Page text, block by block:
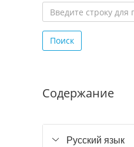
строку
для
Поиск
Содержание
Русский язык